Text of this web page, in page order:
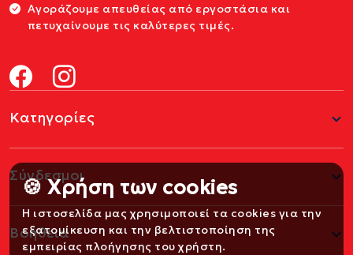
🍪 Χρήση των cookies
Η ιστοσελίδα μας χρησιμοποιεί τα cookies για την
εξατομίκευση και την βελτιστοποίηση της
εμπειρίας πλοήγησης του χρήστη.
Αγοράζουμε απευθείας από εργοστάσια και
πετυχαίνουμε τις καλύτερες τιμές.
Κατηγορίες
Σύνδεσμοι
Βοήθεια